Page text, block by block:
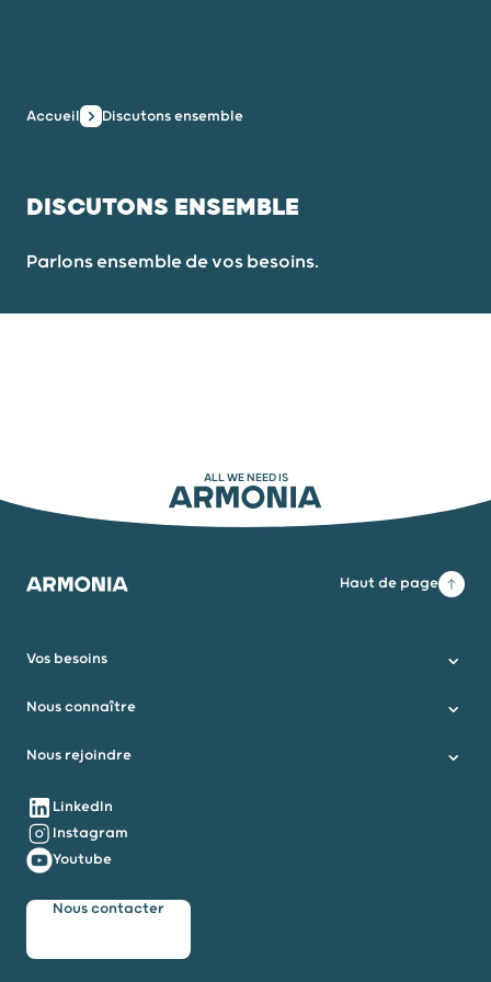
Accueil Discutons ensemble
DISCUTONS ENSEMBLE
Parlons ensemble de vos besoins.
ALL WE NEED IS
ARMONIA
Armonia Haut de page
Vos besoins
Nous connaître
Nous rejoindre
Nous suivre
LinkedIn
Instagram
Youtube
Nous contacter